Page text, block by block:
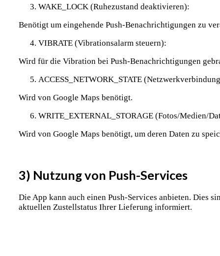
WAKE_LOCK (Ruhezustand deaktivieren):
Benötigt um eingehende Push-Benachrichtigungen zu
VIBRATE (Vibrationsalarm steuern):
Wird für die Vibration bei Push-Benachrichtigungen
ACCESS_NETWORK_STATE
Wird von Google Maps benötigt.
WRITE_EXTERNAL_STORAGE (Fotos/Medien/
Wird von Google Maps benötigt, um deren Daten zu
3) Nutzung von Push-Services
Die App kann auch einen Push-Services anbieten. Dies
aktuellen Zustellstatus Ihrer Lieferung informiert.